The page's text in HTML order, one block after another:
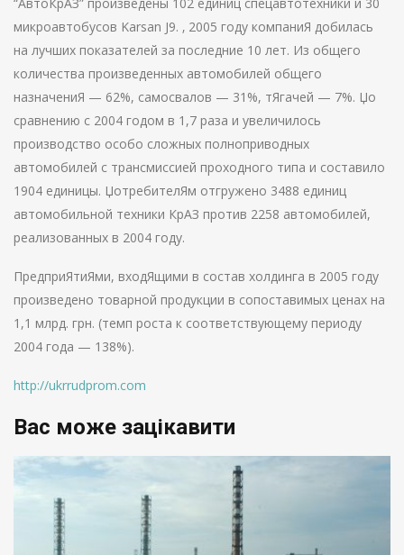
микроавтобусов Karsan J9. ‚ 2005 году компаниЯ добилась
на лучших показателей за последние 10 лет. Из общего
количества произведенных автомобилей общего
назначениЯ — 62%, самосвалов — 31%, тЯгачей — 7%. Џо
сравнению с 2004 годом в 1,7 раза и увеличилось
производство особо сложных полноприводных
автомобилей с трансмиссией проходного типа и составило
1904 единицы. ЏотребителЯм отгружено 3488 единиц
автомобильной техники КрАЗ против 2258 автомобилей,
реализованных в 2004 году.
ПредприЯтиЯми, входЯщими в состав холдинга в 2005 году
произведено товарной продукции в сопоставимых ценах на
1,1 млрд. грн. (темп роста к соответствующему периоду
2004 года — 138%).
http://ukrrudprom.com
Вас може зацікавити